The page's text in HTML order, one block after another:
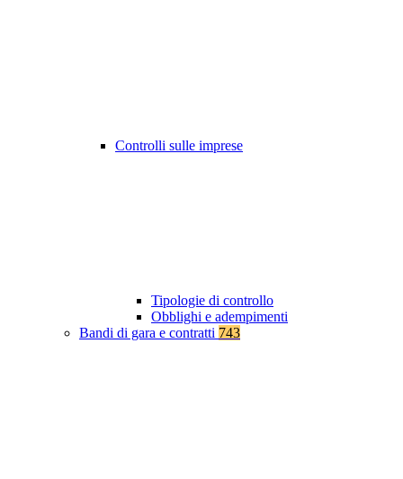
Controlli sulle imprese
Tipologie di controllo
Obblighi e adempimenti
Bandi di gara e contratti 743